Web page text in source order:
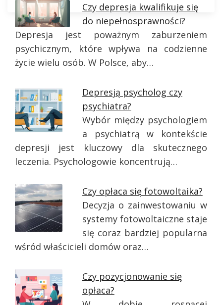
Czy depresja kwalifikuje się
do niepełnosprawności?
Depresja jest poważnym zaburzeniem
psychicznym, które wpływa na codzienne
życie wielu osób. W Polsce, aby…
Depresją psycholog czy
psychiatra?
Wybór między psychologiem
a psychiatrą w kontekście
depresji jest kluczowy dla skutecznego
leczenia. Psychologowie koncentrują…
Czy opłaca się fotowoltaika?
Decyzja o zainwestowaniu w
systemy fotowoltaiczne staje
się coraz bardziej popularna
wśród właścicieli domów oraz…
Czy pozycjonowanie się
opłaca?